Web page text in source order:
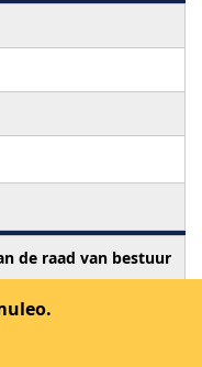
de raad van bestuur
Franck